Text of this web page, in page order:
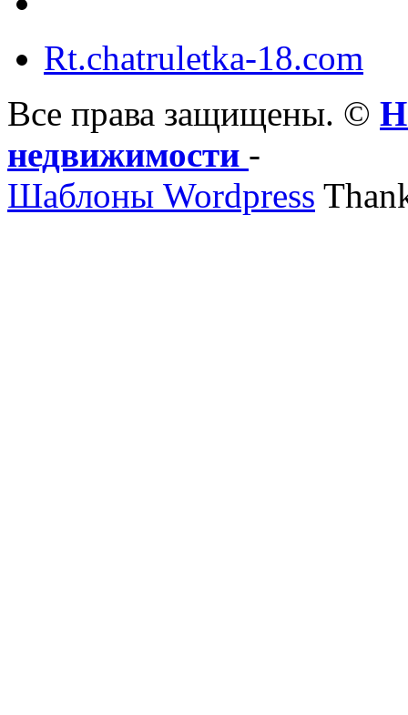
Rt.chatruletka-18.com
Все права защищены. ©
недвижимости -
Шаблоны Wordpress